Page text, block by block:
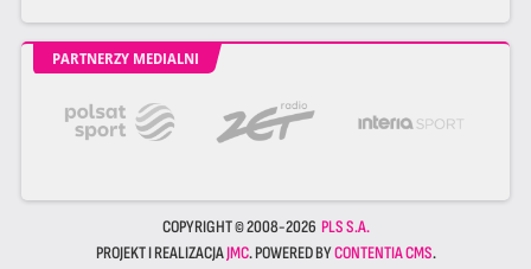
PARTNERZY MEDIALNI
COPYRIGHT © 2008-2026 PLS S.A.
PROJEKT I REALIZACJAJMC. POWERED BYCONTENTIA CMS.